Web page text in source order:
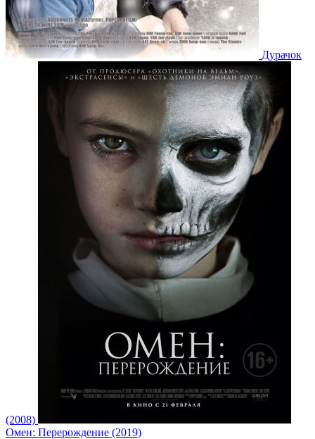
Дурачок
(2008)
Омен: Перерождение (2019)